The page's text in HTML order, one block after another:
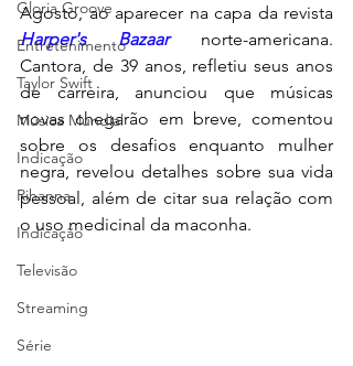
Gloria Groove
Entretenimento
Taylor Swift
Música Mundial
Indicação
Rihanna
Indicação
Televisão
Streaming
Série
Agosto, ao aparecer na capa da revista
Harper's Bazaar
norte-americana.
Cantora, de 39 anos, refletiu seus anos
de carreira, anunciou que músicas
novas chegarão em breve, comentou
sobre os desafios enquanto mulher
negra, revelou detalhes sobre sua vida
pessoal, além de citar sua relação com
o uso medicinal da maconha.